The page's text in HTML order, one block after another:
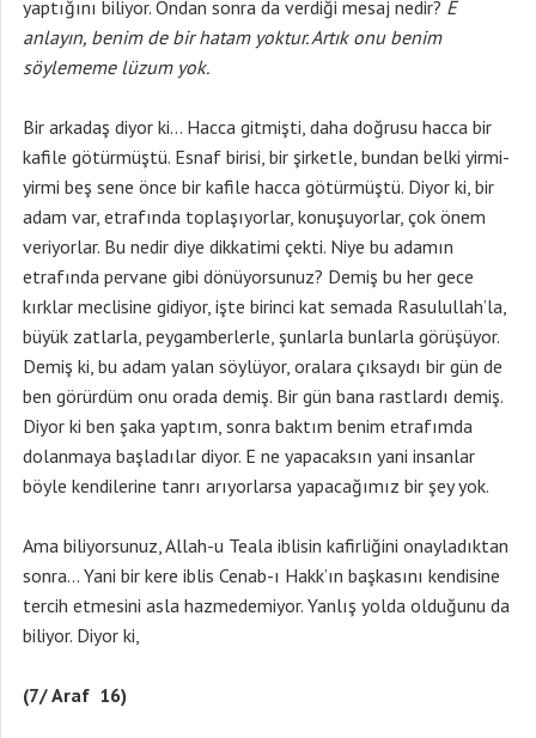
yaptığını biliyor. Ondan sonra da verdiği mesaj nedir? E
anlayın, benim de bir hatam yoktur. Artık onu benim
söylememe lüzum yok.
Bir arkadaş diyor ki… Hacca gitmişti, daha doğrusu hacca bir
kafile götürmüştü. Esnaf birisi, bir şirketle, bundan belki yirmi-
yirmi beş sene önce bir kafile hacca götürmüştü. Diyor ki, bir
adam var, etrafında toplaşıyorlar, konuşuyorlar, çok önem
veriyorlar. Bu nedir diye dikkatimi çekti. Niye bu adamın
etrafında pervane gibi dönüyorsunuz? Demiş bu her gece
kırklar meclisine gidiyor, işte birinci kat semada Rasulullah’la,
büyük zatlarla, peygamberlerle, şunlarla bunlarla görüşüyor.
Demiş ki, bu adam yalan söylüyor, oralara çıksaydı bir gün de
ben görürdüm onu orada demiş. Bir gün bana rastlardı demiş.
Diyor ki ben şaka yaptım, sonra baktım benim etrafımda
dolanmaya başladılar diyor. E ne yapacaksın yani insanlar
böyle kendilerine tanrı arıyorlarsa yapacağımız bir şey yok.
Ama biliyorsunuz, Allah-u Teala iblisin kafirliğini onayladıktan
sonra… Yani bir kere iblis Cenab-ı Hakk’ın başkasını kendisine
tercih etmesini asla hazmedemiyor. Yanlış yolda olduğunu da
biliyor. Diyor ki,
(7/ Araf 16)